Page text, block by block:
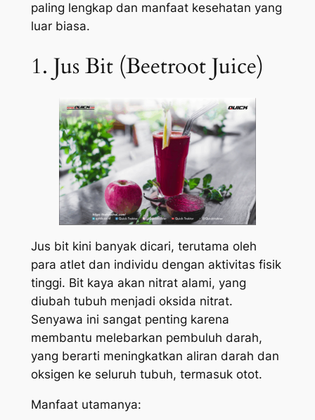
paling lengkap dan manfaat kesehatan yang
luar biasa.
1. Jus Bit (Beetroot Juice)
Jus bit kini banyak dicari, terutama oleh
para atlet dan individu dengan aktivitas fisik
tinggi. Bit kaya akan nitrat alami, yang
diubah tubuh menjadi oksida nitrat.
Senyawa ini sangat penting karena
membantu melebarkan pembuluh darah,
yang berarti meningkatkan aliran darah dan
oksigen ke seluruh tubuh, termasuk otot.
Manfaat utamanya: